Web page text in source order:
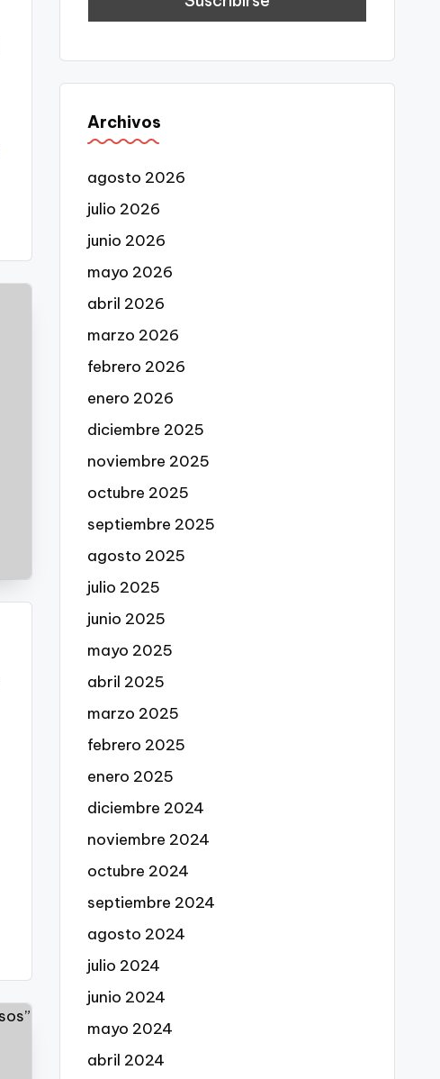
Archivos
agosto 2026
julio 2026
junio 2026
mayo 2026
abril 2026
marzo 2026
febrero 2026
enero 2026
diciembre 2025
noviembre 2025
octubre 2025
septiembre 2025
agosto 2025
julio 2025
junio 2025
mayo 2025
abril 2025
marzo 2025
febrero 2025
enero 2025
diciembre 2024
noviembre 2024
octubre 2024
septiembre 2024
agosto 2024
julio 2024
junio 2024
mayo 2024
abril 2024